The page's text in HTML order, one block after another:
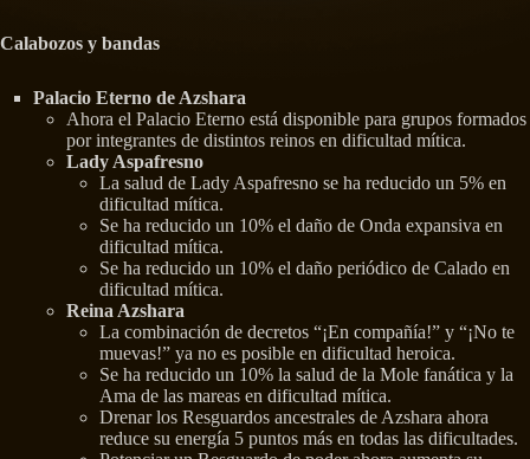
Calabozos y bandas
Palacio Eterno de Azshara
Ahora el Palacio Eterno está disponible para grupos formados
por integrantes de distintos reinos en dificultad mítica.
Lady Aspafresno
La salud de Lady Aspafresno se ha reducido un 5% en
dificultad mítica.
Se ha reducido un 10% el daño de Onda expansiva en
dificultad mítica.
Se ha reducido un 10% el daño periódico de Calado en
dificultad mítica.
Reina Azshara
La combinación de decretos “¡En compañía!” y “¡No te
muevas!” ya no es posible en dificultad heroica.
Se ha reducido un 10% la salud de la Mole fanática y la
Ama de las mareas en dificultad mítica.
Drenar los Resguardos ancestrales de Azshara ahora
reduce su energía 5 puntos más en todas las dificultades.